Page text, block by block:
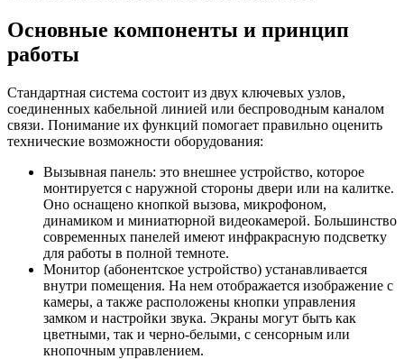
Основные компоненты и принцип
работы
Стандартная система состоит из двух ключевых узлов,
соединенных кабельной линией или беспроводным каналом
связи. Понимание их функций помогает правильно оценить
технические возможности оборудования:
Вызывная панель: это внешнее устройство, которое
монтируется с наружной стороны двери или на калитке.
Оно оснащено кнопкой вызова, микрофоном,
динамиком и миниатюрной видеокамерой. Большинство
современных панелей имеют инфракрасную подсветку
для работы в полной темноте.
Монитор (абонентское устройство) устанавливается
внутри помещения. На нем отображается изображение с
камеры, а также расположены кнопки управления
замком и настройки звука. Экраны могут быть как
цветными, так и черно-белыми, с сенсорным или
кнопочным управлением.